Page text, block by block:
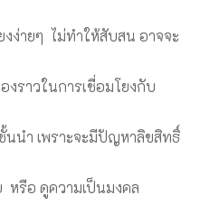
ง่ายๆ ไม่ทำให้สับสน อาจจะ
งราวในการเชื่อมโยงกับ
นำ เพราะจะมีปัญหาลิขสิทธิ์
รือ ดูความเป็นมงคล